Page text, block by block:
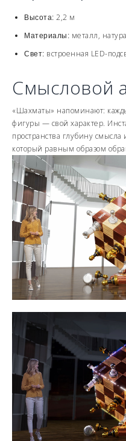
Высота: 2,2 м
Материалы: металл,
Свет: встроенная LED-
Смысловой
«Шахматы» напоминают:
фигуры — свой характер.
пространства глубину
который равным образом